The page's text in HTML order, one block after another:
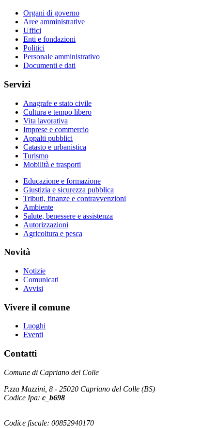
Organi di governo
Aree amministrative
Uffici
Enti e fondazioni
Politici
Personale amministrativo
Documenti e dati
Servizi
Anagrafe e stato civile
Cultura e tempo libero
Vita lavorativa
Imprese e commercio
Appalti pubblici
Catasto e urbanistica
Turismo
Mobilità e trasporti
Educazione e formazione
Giustizia e sicurezza pubblica
Tributi, finanze e contravvenzioni
Ambiente
Salute, benessere e assistenza
Autorizzazioni
Agricoltura e pesca
Novità
Notizie
Comunicati
Avvisi
Vivere il comune
Luoghi
Eventi
Contatti
Comune di Capriano del Colle
P.zza Mazzini, 8 - 25020 Capriano del Colle (BS)
Codice Ipa: c_b698
Codice fiscale: 00852940170